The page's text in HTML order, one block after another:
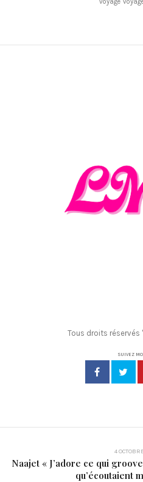
voyage
Tous droits réservés
SUIVEZ
4
Naajet « J’adore ce qui
qu’écoutaient